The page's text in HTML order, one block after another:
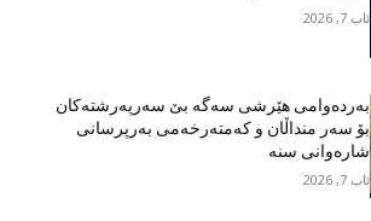
ئاب 7, 2026
بەردەوامی هێرشی سەگە بێ سەرپەرشتەکان
بۆ سەر منداڵان و کەمتەرخەمی بەرپرسانی
شارەوانی سنە
ئاب 7, 2026